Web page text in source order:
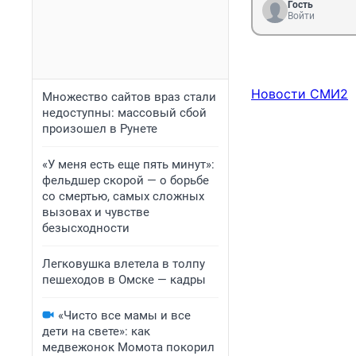
Множество сайтов враз стали
недоступны: массовый сбой
произошел в Рунете
«У меня есть еще пять минут»:
фельдшер скорой — о борьбе
со смертью, самых сложных
вызовах и чувстве
безысходности
Легковушка влетела в толпу
пешеходов в Омске — кадры
«Чисто все мамы и все
дети на свете»: как
медвежонок Момота покорил
Гость
Войти
Новости СМИ2